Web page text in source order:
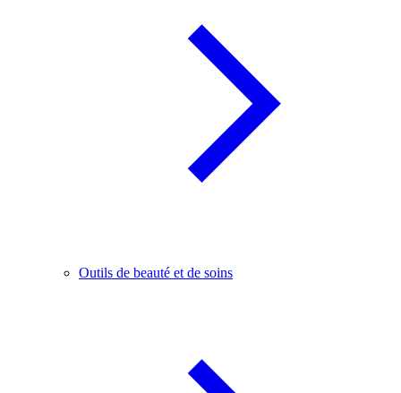
Outils de beauté et de soins